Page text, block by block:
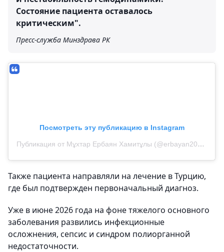
Состояние пациента оставалось
критическим".
Пресс-служба Минздрава РК
Посмотреть эту публикацию в Instagram
Публикация от Мұхтар Ербаян Хамитұлы (@erbayan2024)
Также пациента направляли на лечение в Турцию,
где был подтвержден первоначальный диагноз.
Уже в июне 2026 года на фоне тяжелого основного
заболевания развились инфекционные
осложнения, сепсис и синдром полиорганной
недостаточности.